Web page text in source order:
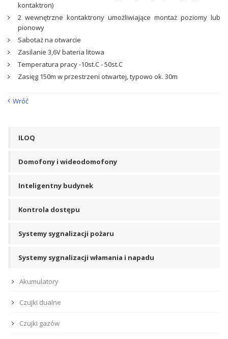
kontaktron)
2 wewnętrzne kontaktrony umożliwiające montaż poziomy lub
pionowy
Sabotaż na otwarcie
Zasilanie 3,6V bateria litowa
Temperatura pracy -10st.C - 50st.C
Zasięg 150m w przestrzeni otwartej, typowo ok. 30m
Wróć
ILOQ
Domofony i wideodomofony
Inteligentny budynek
Kontrola dostępu
Systemy sygnalizacji pożaru
Systemy sygnalizacji włamania i napadu
Akumulatory
Czujki dualne
Czujki gazów